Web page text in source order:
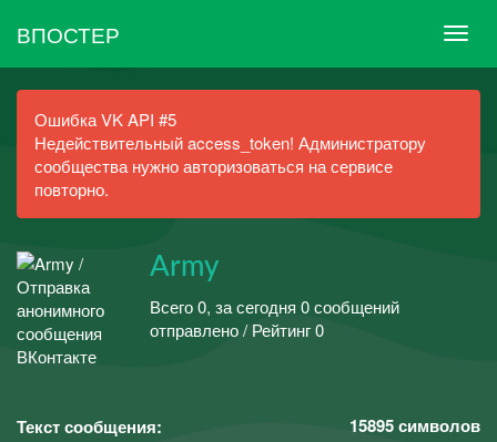
ВПОСТЕР
Ошибка VK API #5
Недействительный access_token! Администратору
сообщества нужно авторизоваться на сервисе
повторно.
Army
Всего 0, за сегодня 0 сообщений
отправлено / Рейтинг 0
Текст сообщения: 15895символов